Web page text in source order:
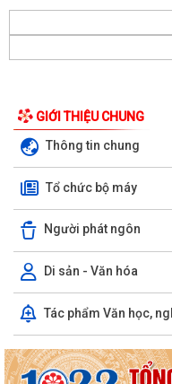
GIỚI THIỆU CHUNG
Thông tin chung
Tổ chức bộ máy
Người phát ngôn
Di sản - Văn hóa
Tác phẩm Văn học,
XÂY DỰNG QUỐC GIA SỐ
NGHỊ ĐỊNH SỐ 309/2026/
một số điều của Nghị định số...